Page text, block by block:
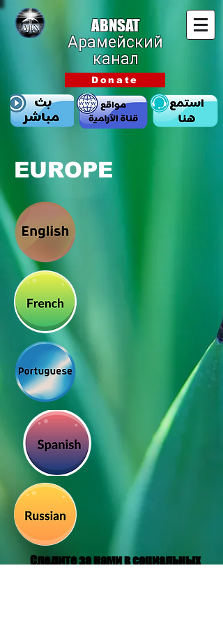
ABNSAT
Арамейский
канал
Donate
EUROPE
Следите за нами в социальных